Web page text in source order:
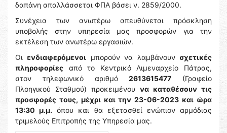
δαπάνη απαλλάσσεται ΦΠΑ βάσει ν. 2859/2000.
Συνέχεια των ανωτέρω απευθύνεται πρόσκληση
υποβολής στην υπηρεσία μας προσφορών για την
εκτέλεση των ανωτέρω εργασιών.
Οιενδιαφερόμενοι μπορούν να λαμβάνουν σχετικές
πληροφορίες από το Κεντρικό Λιμεναρχείο Πάτρας,
στον τηλεφωνικό αριθμό2613615477 (Γραφείο
Πλοηγικού Σταθμού) προκειμένου να καταθέσουν τις
προσφορές τους, μέχρι και την 23-06-2023 και ώρα
13:30 μ.μ. όπου και θα εξετασθεί ενώπιον αρμόδιας
τριμελούς Επιτροπής της Υπηρεσία μας.